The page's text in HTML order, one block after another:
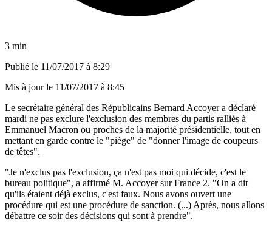
3 min
Publié le 11/07/2017 à 8:29
Mis à jour le 11/07/2017 à 8:45
Le secrétaire général des Républicains Bernard Accoyer a déclaré
mardi ne pas exclure l'exclusion des membres du partis ralliés à
Emmanuel Macron ou proches de la majorité présidentielle, tout en
mettant en garde contre le "piège" de "donner l'image de coupeurs
de têtes".
"Je n'exclus pas l'exclusion, ça n'est pas moi qui décide, c'est le
bureau politique", a affirmé M. Accoyer sur France 2. "On a dit
qu'ils étaient déjà exclus, c'est faux. Nous avons ouvert une
procédure qui est une procédure de sanction. (...) Après, nous allons
débattre ce soir des décisions qui sont à prendre".